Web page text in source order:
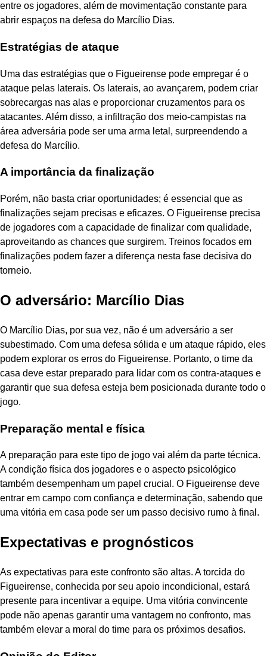
entre os jogadores, além de movimentação constante para
abrir espaços na defesa do Marcílio Dias.
Estratégias de ataque
Uma das estratégias que o Figueirense pode empregar é o
ataque pelas laterais. Os laterais, ao avançarem, podem criar
sobrecargas nas alas e proporcionar cruzamentos para os
atacantes. Além disso, a infiltração dos meio-campistas na
área adversária pode ser uma arma letal, surpreendendo a
defesa do Marcílio.
A importância da finalização
Porém, não basta criar oportunidades; é essencial que as
finalizações sejam precisas e eficazes. O Figueirense precisa
de jogadores com a capacidade de finalizar com qualidade,
aproveitando as chances que surgirem. Treinos focados em
finalizações podem fazer a diferença nesta fase decisiva do
torneio.
O adversário: Marcílio Dias
O Marcílio Dias, por sua vez, não é um adversário a ser
subestimado. Com uma defesa sólida e um ataque rápido, eles
podem explorar os erros do Figueirense. Portanto, o time da
casa deve estar preparado para lidar com os contra-ataques e
garantir que sua defesa esteja bem posicionada durante todo o
jogo.
Preparação mental e física
A preparação para este tipo de jogo vai além da parte técnica.
A condição física dos jogadores e o aspecto psicológico
também desempenham um papel crucial. O Figueirense deve
entrar em campo com confiança e determinação, sabendo que
uma vitória em casa pode ser um passo decisivo rumo à final.
Expectativas e prognósticos
As expectativas para este confronto são altas. A torcida do
Figueirense, conhecida por seu apoio incondicional, estará
presente para incentivar a equipe. Uma vitória convincente
pode não apenas garantir uma vantagem no confronto, mas
também elevar a moral do time para os próximos desafios.